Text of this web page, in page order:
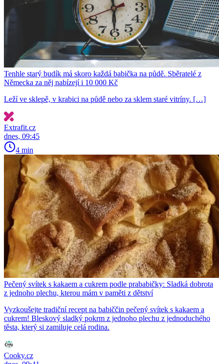
Tenhle starý budík má skoro každá babička na půdě. Sběratelé z
Německa za něj nabízejí i 10 000 Kč
Leží ve sklepě, v krabici na půdě nebo za sklem staré vitríny. […]
Extrafit.cz
dnes, 09:45
4 min
Pečený svítek s kakaem a cukrem podle prababičky: Sladká dobrota
z jednoho plechu, kterou mám v paměti z dětství
Vyzkoušejte tradiční recept na babiččin pečený svítek s kakaem a
cukrem! Bleskový sladký pokrm z jednoho plechu z jednoduchého
těsta, který si zamiluje celá rodina.
Cooky.cz